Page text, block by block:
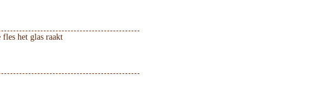
fles het glas raakt